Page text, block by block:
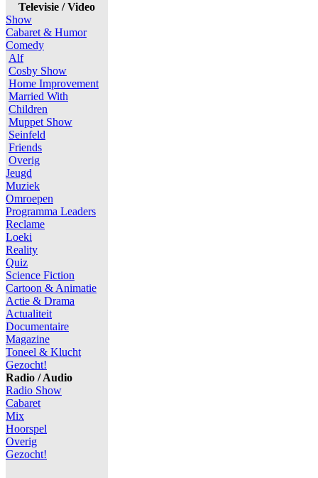
Televisie / Video
Show
Cabaret & Humor
Comedy
Alf
Cosby Show
Home Improvement
Married With
Children
Muppet Show
Seinfeld
Friends
Overig
Jeugd
Muziek
Omroepen
Programma Leaders
Reclame
Loeki
Reality
Quiz
Science Fiction
Cartoon & Animatie
Actie & Drama
Actualiteit
Documentaire
Magazine
Toneel & Klucht
Gezocht!
Radio / Audio
Radio Show
Cabaret
Mix
Hoorspel
Overig
Gezocht!